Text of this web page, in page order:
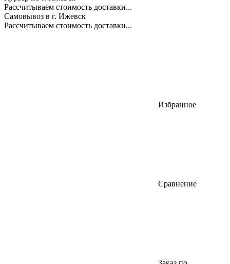
Рассчитываем стоимость доставки...
Самовывоз в г. Ижевск
Рассчитываем стоимость доставки...
Избранное
Сравнение